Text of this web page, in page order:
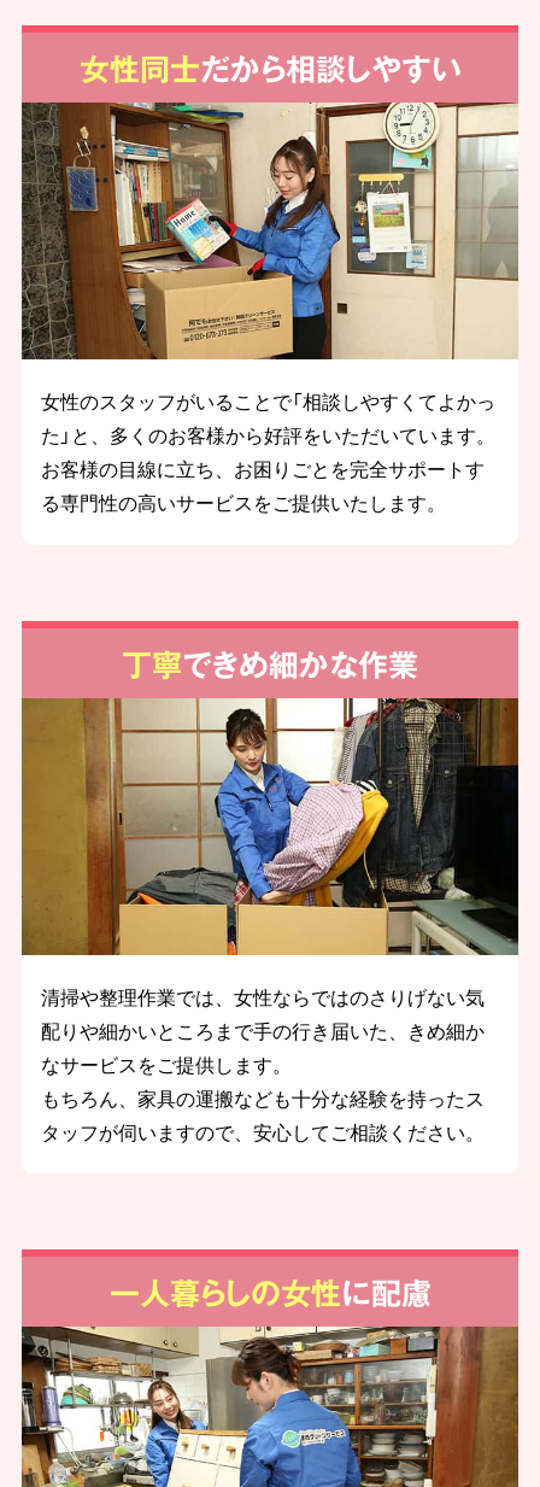
女性同士だから相談しやすい
女性のスタッフがいることで「相談しやすくてよかっ
た」と、多くのお客様から好評をいただいています。
お客様の目線に立ち、お困りごとを完全サポートす
る専門性の高いサービスをご提供いたします。
丁寧できめ細かな作業
清掃や整理作業では、女性ならではのさりげない気
配りや細かいところまで手の行き届いた、きめ細か
なサービスをご提供します。
もちろん、家具の運搬なども十分な経験を持ったス
タッフが伺いますので、安心してご相談ください。
一人暮らしの女性に配慮